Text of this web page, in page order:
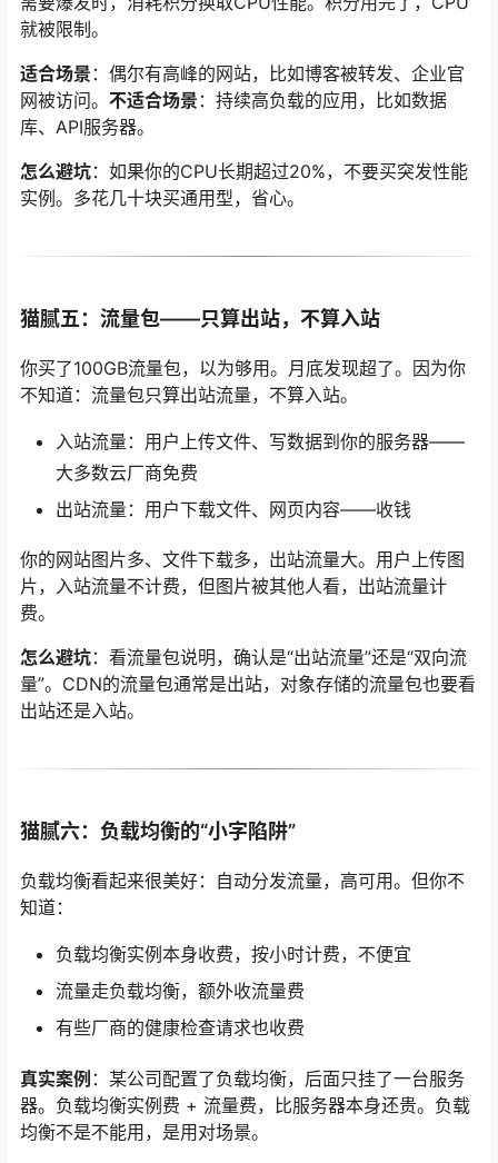
就被限制。
适合场景 ：偶尔有高峰的网站，比如博客被转发、企业官
网被访问。 不适合场景 ：持续高负载的应用，比如数据
库、API服务器。
怎么避坑：如果你的CPU长期超过20%，不要买突发性能
实例。多花几十块买通用型，省心。
猫腻五：流量包——只算出站，不算入站
你买了100GB流量包，以为够用。月底发现超了。因为你
不知道：流量包只算出站流量，不算入站。
入站流量：用户上传文件、写数据到你的服务器——
大多数云厂商免费
出站流量：用户下载文件、网页内容——收钱
你的网站图片多、文件下载多，出站流量大。用户上传图
片，入站流量不计费，但图片被其他人看，出站流量计
费。
怎么避坑：看流量包说明，确认是“出站流量”还是“双向流
量”。CDN的流量包通常是出站，对象存储的流量包也要看
出站还是入站。
猫腻六：负载均衡的“小字陷阱”
负载均衡看起来很美好：自动分发流量，高可用。但你不
知道：
负载均衡实例本身收费，按小时计费，不便宜
流量走负载均衡，额外收流量费
有些厂商的健康检查请求也收费
真实案例 ：某公司配置了负载均衡，后面只挂了一台服务
器。负载均衡实例费 + 流量费，比服务器本身还贵。负载
均衡不是不能用，是用对场景。